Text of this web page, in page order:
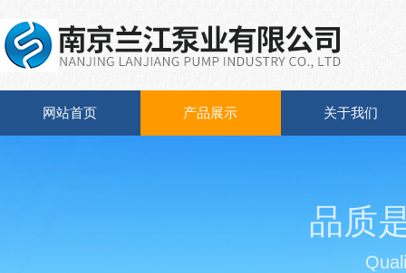
网站首页 产品展示 关于我们
品质